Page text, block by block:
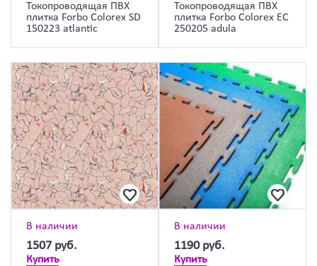
Токопроводящая ПВХ
плитка Forbo Colorex SD
150223 atlantic
Токопроводящая ПВХ
плитка Forbo Colorex EC
250205 adula
В наличии
1507 руб.
Купить
В наличии
1190 руб.
Купить